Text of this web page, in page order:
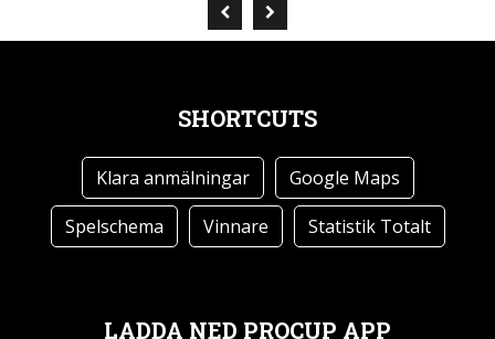
SHORTCUTS
Klara anmälningar
Google Maps
Spelschema
Vinnare Statistik Totalt
LADDA NED PROCUP APP